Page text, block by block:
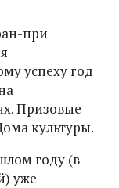
при
успеху год
Призовые
культуры.
году (в
уже